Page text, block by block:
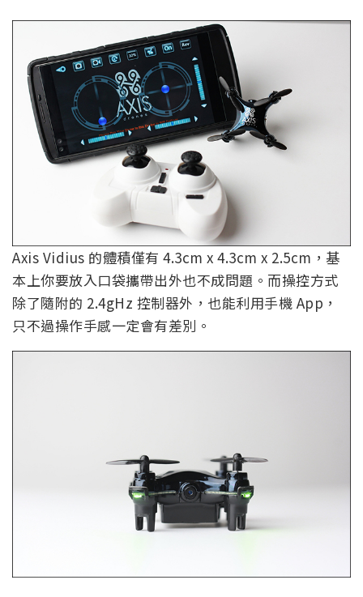
Axis Vidius 的體積僅有 4.3cm x 4.3cm x 2.5cm，基
本上你要放入口袋攜帶出外也不成問題。而操控方式
除了隨附的 2.4gHz 控制器外，也能利用手機 App，
只不過操作手感一定會有差別。